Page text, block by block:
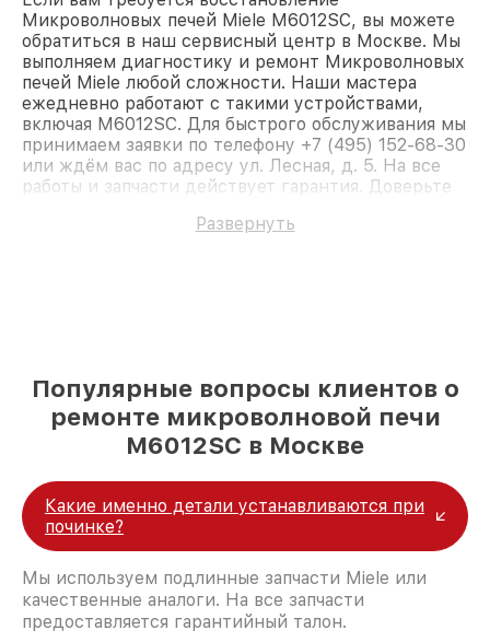
Микроволновых печей Miele M6012SC, вы можете
обратиться в наш сервисный центр в Москве. Мы
выполняем диагностику и ремонт Микроволновых
печей Miele любой сложности. Наши мастера
ежедневно работают с такими устройствами,
включая M6012SC. Для быстрого обслуживания мы
принимаем заявки по телефону +7 (495) 152-68-30
или ждём вас по адресу ул. Лесная, д. 5. На все
работы и запчасти действует гарантия. Доверьте
Развернуть
Популярные вопросы клиентов о
ремонте микроволновой печи
M6012SC в Москве
Какие именно детали устанавливаются при
починке?
Мы используем подлинные запчасти Miele или
качественные аналоги. На все запчасти
предоставляется гарантийный талон.